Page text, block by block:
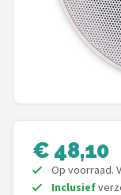
Shop
POPULAIRE
Power
Soundskins
Teufel
ArtSound
€ 48,10
Op voorraad.
Inclusief